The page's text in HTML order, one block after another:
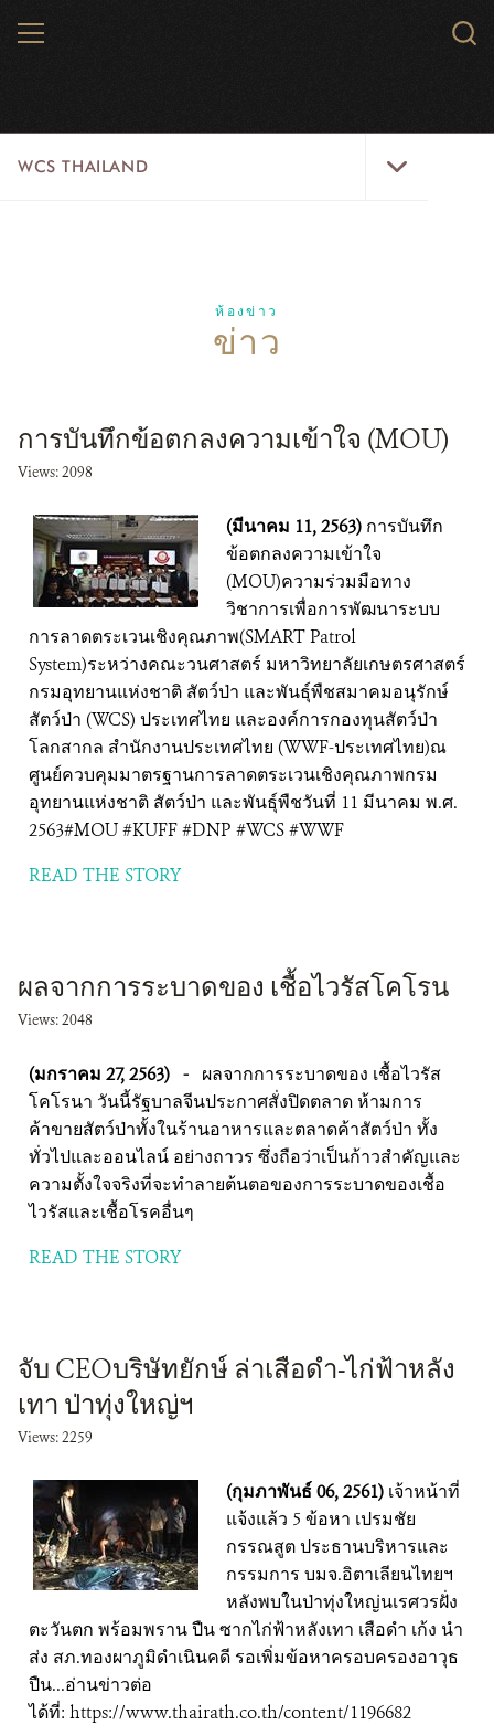
MENU
WCS THAILAND
ความคิดริเริ่ม
สมัครงาน
ติดต่อเรา
DONATE
ห้องข่าว
ข่าว
การบันทึกข้อตกลงความเข้าใจ (MOU)
Views: 2098
(มีนาคม 11, 2563) การบันทึก
ข้อตกลงความเข้าใจ
(MOU)ความร่วมมือทาง
วิชาการเพื่อการพัฒนาระบบ
การลาดตระเวนเชิงคุณภาพ(SMART Patrol
System)ระหว่างคณะวนศาสตร์ มหาวิทยาลัยเกษตรศาสตร์
กรมอุทยานแห่งชาติ สัตว์ป่า และพันธุ์พืชสมาคมอนุรักษ์
สัตว์ป่า (WCS) ประเทศไทย และองค์การกองทุนสัตว์ป่า
โลกสากล สำนักงานประเทศไทย (WWF-ประเทศไทย)ณ
ศูนย์ควบคุมมาตรฐานการลาดตระเวนเชิงคุณภาพกรม
อุทยานแห่งชาติ สัตว์ป่า และพันธุ์พืชวันที่ 11 มีนาคม พ.ศ.
2563#MOU #KUFF #DNP #WCS #WWF
READ THE STORY
ผลจากการระบาดของ เชื้อไวรัสโคโรน
Views: 2048
(มกราคม 27, 2563) - ผลจากการระบาดของ เชื้อไวรัส
โคโรนา วันนี้รัฐบาลจีนประกาศสั่งปิดตลาด ห้ามการ
ค้าขายสัตว์ป่าทั้งในร้านอาหารและตลาดค้าสัตว์ป่า ทั้ง
ทั่วไปและออนไลน์ อย่างถาวร ซึ่งถือว่าเป็นก้าวสำคัญและ
ความตั้งใจจริงที่จะทำลายต้นตอของการระบาดของเชื้อ
ไวรัสและเชื้อโรคอื่นๆ
READ THE STORY
จับ CEOบริษัทยักษ์ ล่าเสือดำ-ไก่ฟ้าหลัง
เทา ป่าทุ่งใหญ่ฯ
Views: 2259
(กุมภาพันธ์ 06, 2561) เจ้าหน้าที่
แจ้งแล้ว 5 ข้อหา เปรมชัย
กรรณสูต ประธานบริหารและ
กรรมการ บมจ.อิตาเลียนไทยฯ
หลังพบในป่าทุ่งใหญ่นเรศวรฝั่ง
ตะวันตก พร้อมพราน ปืน ซากไก่ฟ้าหลังเทา เสือดำ เก้ง นำ
ส่ง สภ.ทองผาภูมิดำเนินคดี รอเพิ่มข้อหาครอบครองอาวุธ
ปืน...อ่านข่าวต่อ
ได้ที่: https://www.thairath.co.th/content/1196682